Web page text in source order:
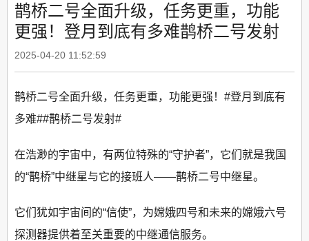
鹊桥二号全面升级，任务更重，功能
更强！登月到底有多难鹊桥二号发射
2025-04-20 11:52:59
鹊桥二号全面升级，任务更重，功能更强！#登月到底有
多难##鹊桥二号发射#
在浩渺的宇宙中，有两位特殊的“守护者”，它们就是我国
的“鹊桥”中继星与它的接班人——鹊桥二号中继星。
它们犹如宇宙间的“信使”，为嫦娥四号和未来的嫦娥六号
探测器提供着至关重要的中继通信服务。